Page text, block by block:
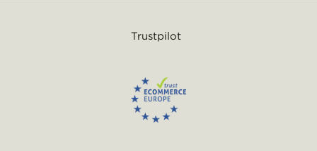
Trustpilot